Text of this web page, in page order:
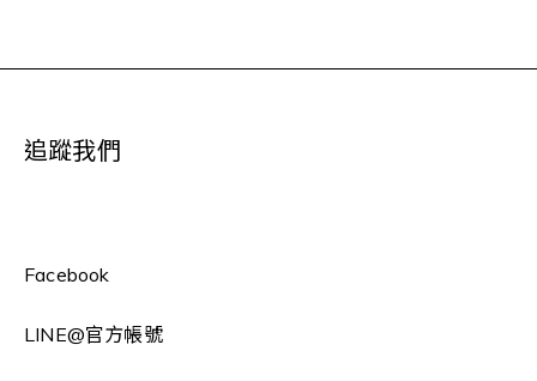
追蹤我們
Facebook
LINE@官方帳號